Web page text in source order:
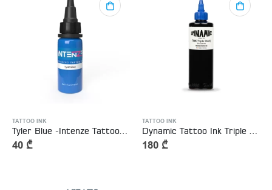
TATTOO INK
40 ₾
TATTOO INK
180 ₾